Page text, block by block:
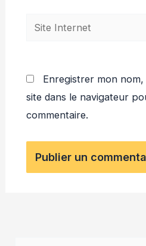
Site
Enregistrer mon
site dans le navigateur
commentaire.